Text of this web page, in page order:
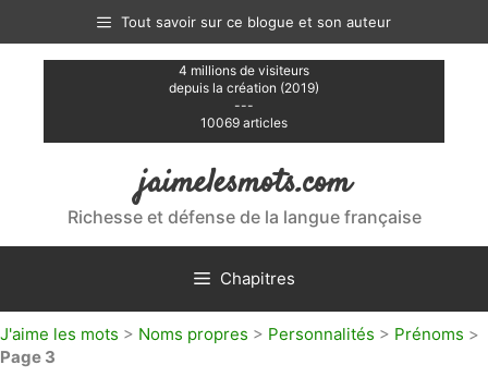
contenu
Tout savoir sur ce blogue et son auteur
4 millions de visiteurs
depuis la création (2019)
---
10069 articles
jaimelesmots.com
Richesse et défense de la langue française
Chapitres
J'aime les mots > Noms propres > Personnalités > Prénoms >
Page 3